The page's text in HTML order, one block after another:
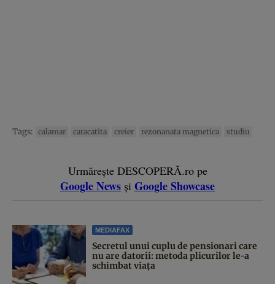
Tags: calamar caracatita creier rezonanata magnetica studiu
Urmărește DESCOPERĂ.ro pe
Google News și Google Showcase
MEDIAFAX
Secretul unui cuplu de pensionari care
nu are datorii: metoda plicurilor le-a
schimbat viața